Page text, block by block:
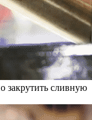
закрутить сливную